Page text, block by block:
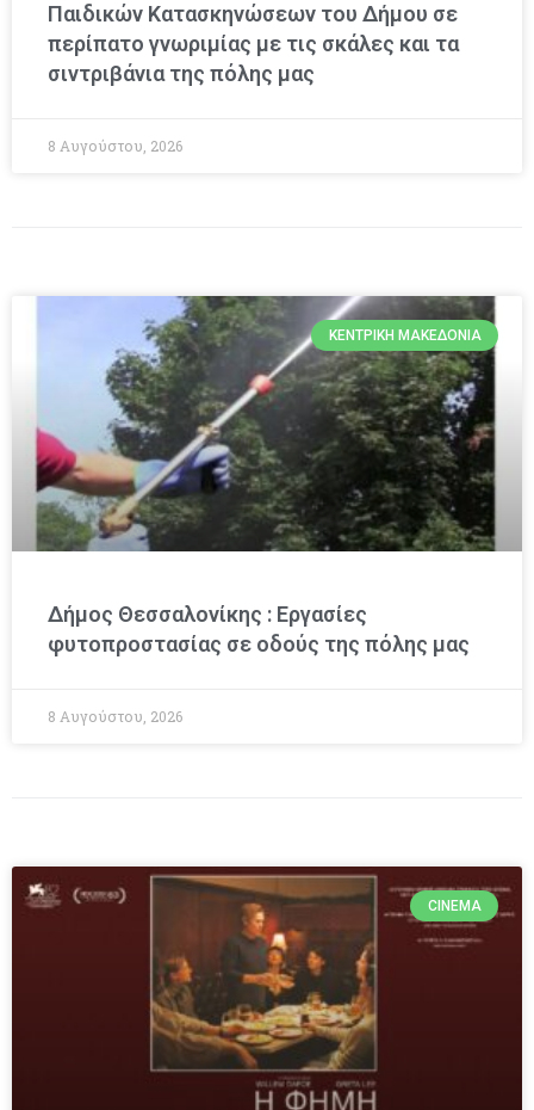
Παιδικών Κατασκηνώσεων του Δήμου σε
περίπατο γνωριμίας με τις σκάλες και τα
σιντριβάνια της πόλης μας
8 Αυγούστου, 2026
ΚΕΝΤΡΙΚΉ ΜΑΚΕΔΟΝΊΑ
Δήμος Θεσσαλονίκης : Εργασίες
φυτοπροστασίας σε οδούς της πόλης μας
8 Αυγούστου, 2026
CINEMA